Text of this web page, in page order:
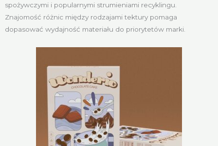
spożywczymi i popularnymi strumieniami recyklingu.
Znajomość różnic między rodzajami tektury pomaga
dopasować wydajność materiału do priorytetów marki.